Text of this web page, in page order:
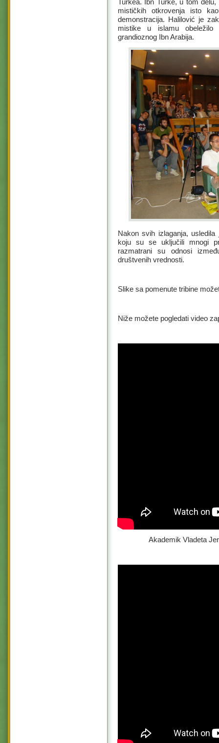
Turkea. Ibn Turke, u tom
mističkih otkrovenja isto
demonstracija. Halilović je
mistike u islamu obeležilo
grandioznog Ibn Arabija.
Nakon svih izlaganja,
koju su se uključili mnogi
razmatrani su odnosi
društvenih vrednosti.
Slike sa pomenute tribine
Niže možete pogledati video
Akademik Vladeta